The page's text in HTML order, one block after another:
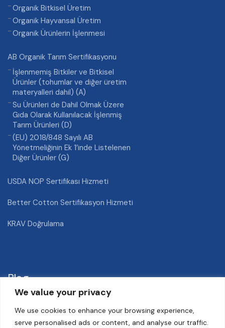
We value your privacy
We use cookies to enhance your browsing experience,
serve personalised ads or content, and analyse our traffic.
Organik Bitkisel Üretim
Organik Hayvansal Üretim
Organik Ürünlerin İşlenmesi
AB Organik Tarım Sertifikasyonu
İşlenmemiş Bitkiler ve Bitkisel
Ürünler (tohumlar ve diğer üretim
materyalleri dahil) (A)
Su Ürünleri de Dahil Olmak Üzere
Gıda Olarak Kullanılacak İşlenmiş
Tarım Ürünleri (D)
(EU) 2018/848 Sayılı AB
Yönetmeliğinin Ek 1’inde Listelenen
Diğer Ürünler (G)
USDA NOP Sertifikası Hizmeti
Better Cotton Sertifikasyon Hizmeti
KRAV Doğrulama
Blog
Nektarin Hastalıkları ve Zararlıları